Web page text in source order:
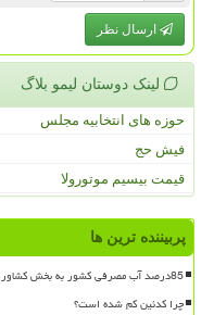
ارسال نظر
لینک دوستان لیمو بلاگ
حوزه های انتخابیه مجلس
فیش حج
قیمت بیسیم موتورولا
پربیننده ترین ها
85درصد آب مصرفی کشور به بخش کشاورزی اختصاص دارد، آن هم با قیمت خیلی پایین
چرا کدئین کم شده است؟